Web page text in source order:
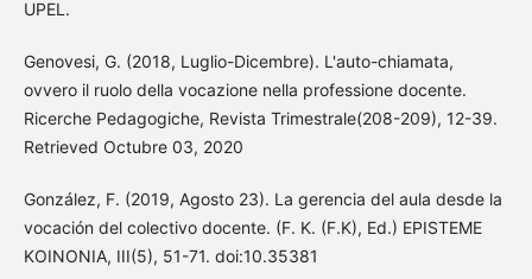
UPEL.
Genovesi, G. (2018, Luglio-Dicembre). L'auto-chiamata,
ovvero il ruolo della vocazione nella professione docente.
Ricerche Pedagogiche, Revista Trimestrale(208-209), 12-39.
Retrieved Octubre 03, 2020
González, F. (2019, Agosto 23). La gerencia del aula desde la
vocación del colectivo docente. (F. K. (F.K), Ed.) EPISTEME
KOINONIA, III(5), 51-71. doi:10.35381